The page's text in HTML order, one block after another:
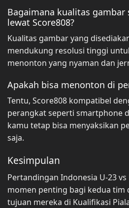
Bagaimana kualitas
lewat Score808?
Kualitas gambar yang
mendukung resolusi tinggi
menonton yang nyaman dan
Apakah bisa menonton di
Tentu, Score808 kompatibel
perangkat seperti smartphone
kamu tetap bisa menyaksikan
saja.
Kesimpulan
Pertandingan Indonesia U-23
momen penting bagi kedua tim
tujuan mereka di Kualifikasi